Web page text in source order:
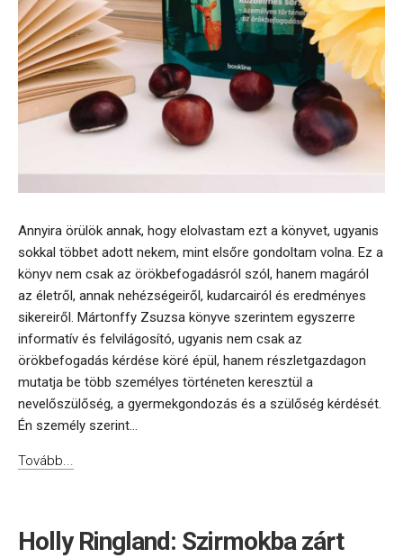
Annyira örülök annak, hogy elolvastam ezt a könyvet, ugyanis
sokkal többet adott nekem, mint elsőre gondoltam volna. Ez a
könyv nem csak az örökbefogadásról szól, hanem magáról
az életről, annak nehézségeiről, kudarcairól és eredményes
sikereiről. Mártonffy Zsuzsa könyve szerintem egyszerre
informatív és felvilágosító, ugyanis nem csak az
örökbefogadás kérdése köré épül, hanem részletgazdagon
mutatja be több személyes történeten keresztül a
nevelőszülőség, a gyermekgondozás és a szülőség kérdését.
Én személy szerint...
Tovább...
Holly Ringland: Szirmokba zárt